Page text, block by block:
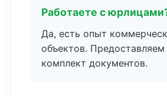
Работаете с
Да, есть опыт
объектов.
комплект документов.